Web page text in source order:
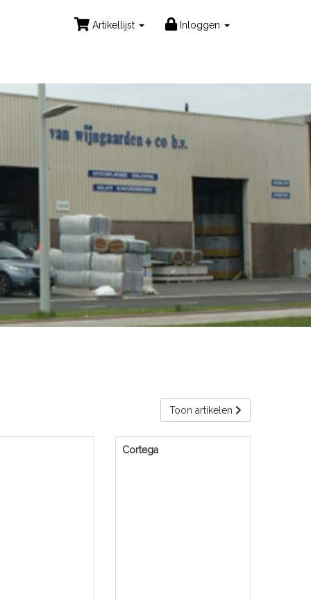
Artikellijst Inloggen
Toon artikelen
Cortega